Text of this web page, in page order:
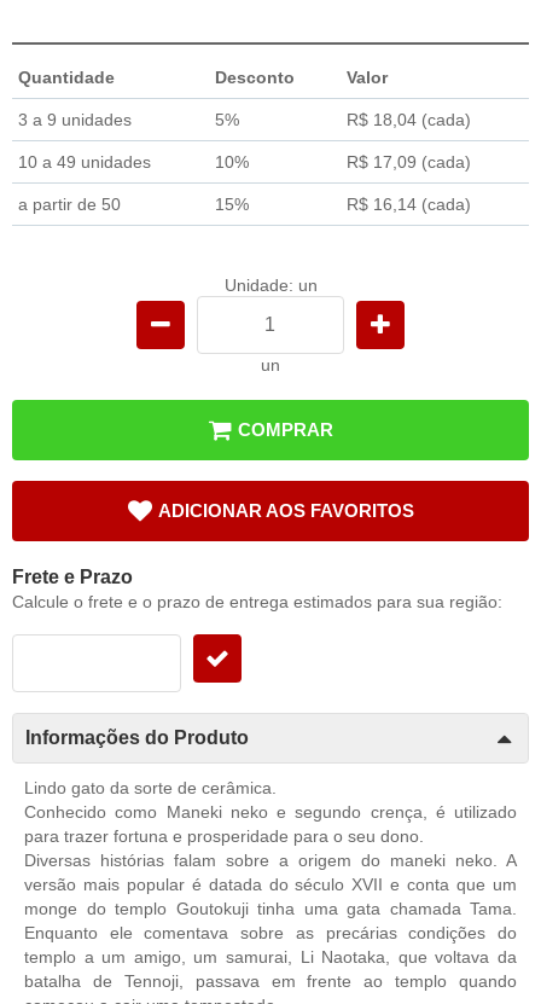
Quantidade Desconto Valor
3 a 9 unidades 5% R$ 18,04 (cada)
10 a 49 unidades 10% R$ 17,09 (cada)
a partir de 50 15% R$ 16,14 (cada)
Unidade: un
un
COMPRAR
ADICIONAR AOS FAVORITOS
Frete e Prazo
Calcule o frete e o prazo de entrega estimados para sua região:
Informações do Produto
Lindo gato da sorte de cerâmica.
Conhecido como Maneki neko e segundo crença, é utilizado
para trazer fortuna e prosperidade para o seu dono.
Diversas histórias falam sobre a origem do maneki neko. A
versão mais popular é datada do século XVII e conta que um
monge do templo Goutokuji tinha uma gata chamada Tama.
Enquanto ele comentava sobre as precárias condições do
templo a um amigo, um samurai, Li Naotaka, que voltava da
batalha de Tennoji, passava em frente ao templo quando